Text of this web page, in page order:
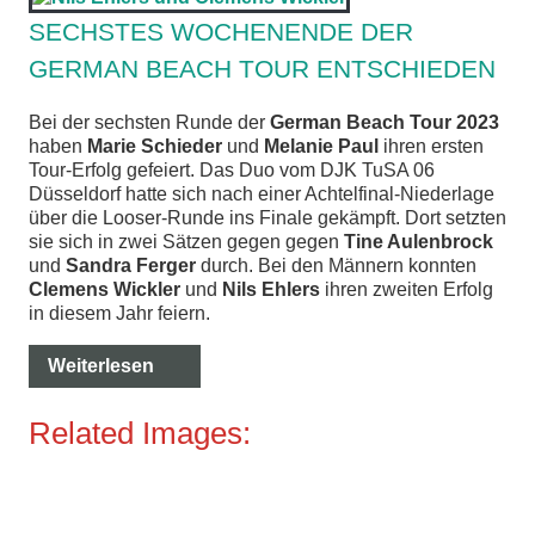
SECHSTES WOCHENENDE DER
GERMAN BEACH TOUR ENTSCHIEDEN
Bei der sechsten Runde der German Beach Tour 2023
haben Marie Schieder und Melanie Paul ihren ersten
Tour-Erfolg gefeiert. Das Duo vom DJK TuSA 06
Düsseldorf hatte sich nach einer Achtelfinal-Niederlage
über die Looser-Runde ins Finale gekämpft. Dort setzten
sie sich in zwei Sätzen gegen gegen Tine Aulenbrock
und Sandra Ferger durch. Bei den Männern konnten
Clemens Wickler und Nils Ehlers ihren zweiten Erfolg
in diesem Jahr feiern.
Weiterlesen
Related Images: